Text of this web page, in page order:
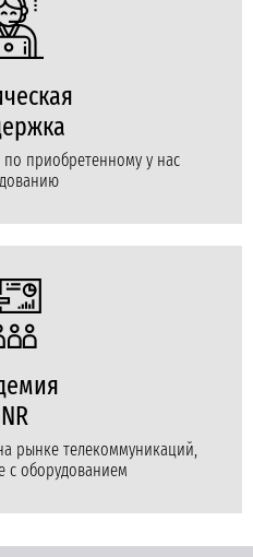
приобретенному у нас
рынке телекоммуникаций,
с оборудованием